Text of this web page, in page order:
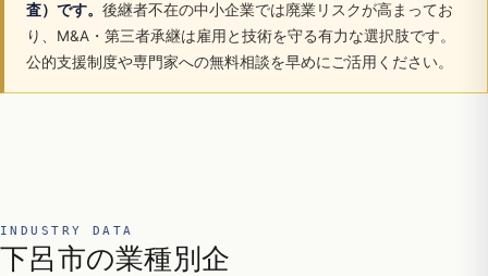
査）です。 後継者不在の中小企業では廃業リスクが高まってお
り、M&A・第三者承継は雇用と技術を守る有力な選択肢です。
公的支援制度や専門家への無料相談を早めにご活用ください。
INDUSTRY DATA
下呂市の業種別企